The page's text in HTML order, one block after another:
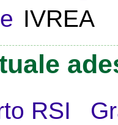
IVREA
RSI